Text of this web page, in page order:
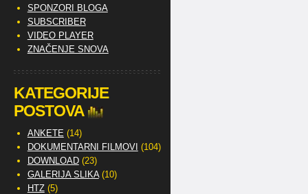
SPONZORI BLOGA
SUBSCRIBER
VIDEO PLAYER
ZNAČENJE SNOVA
KATEGORIJE
POSTOVA
ANKETE (14)
DOKUMENTARNI FILMOVI (104)
DOWNLOAD(23)
GALERIJA SLIKA(10)
HTZ(5)